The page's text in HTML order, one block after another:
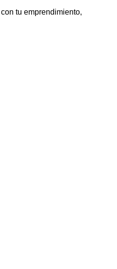
tu emprendimiento,